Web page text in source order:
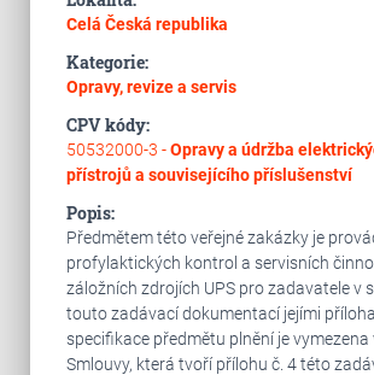
Celá Česká republika
Kategorie:
Opravy, revize a servis
CPV kódy:
50532000-3 -Opravy a údržba
přístrojů a souvisejícího příslušenství
Popis:
Předmětem této veřejné zakázky je
profylaktických kontrol a servisních
záložních zdrojích UPS pro zadavatele v
touto zadávací dokumentací jejími
specifikace předmětu plnění je vymezena
Smlouvy, která tvoří přílohu č. 4 této